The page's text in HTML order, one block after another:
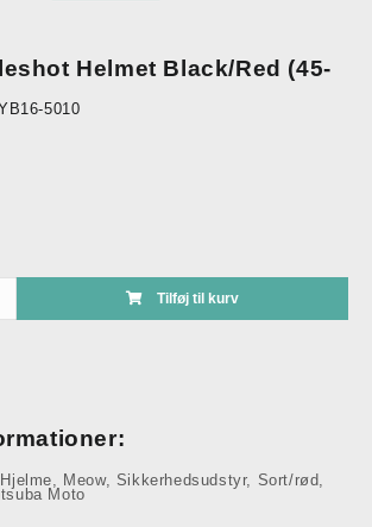
Helmet Black/Red (45-
5010
Tilføj til kurv
Hjelme, Meow, Sikkerhedsudstyr, Sort/rød,
Moto